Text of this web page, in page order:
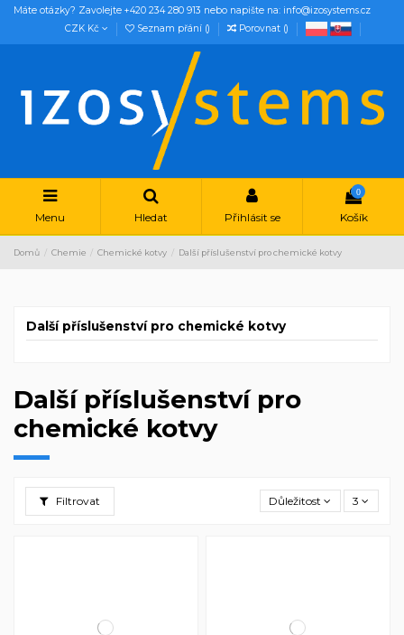
Máte otázky? Zavolejte +420 234 280 913 nebo napište na: info@izosystems.cz
CZK Kč
Seznam přání () Porovnat ()
Menu Hledat Přihlásit se
0
Košík
Domů Chemie Chemické kotvy Další příslušenství pro chemické kotvy
Další příslušenství pro
chemické kotvy
Filtrovat Důležitost 3
Další příslušenství pro chemické kotvy